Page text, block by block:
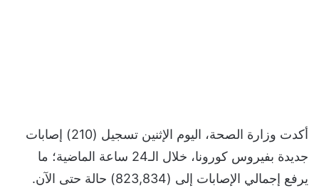
أكدت وزارة الصحة، اليوم الإثنين تسجيل (210) إصابات
جديدة بفيروس كورونا، خلال الـ24 ساعة الماضية؛ ما
يرفع إجمالي الإصابات إلى (823,834) حالة حتى الآن.